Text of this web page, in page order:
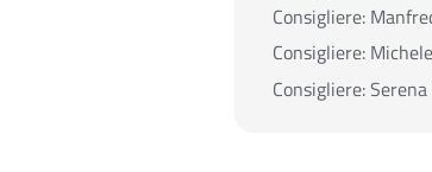
Consigliere:
Consigliere:
Consigliere: